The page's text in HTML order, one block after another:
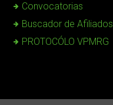
Convocatorias
Buscador de Afiliados
PROTOCÓLO VPMRG